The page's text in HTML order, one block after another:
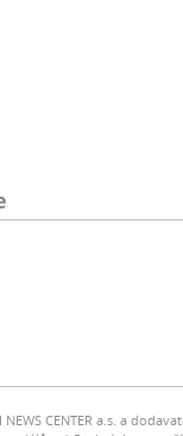
CENTER a.s. a